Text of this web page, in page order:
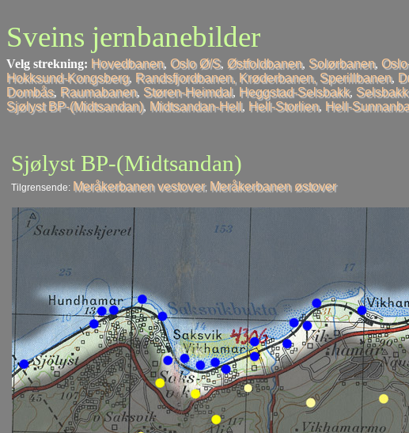
Sveins jernbanebilder
Velg strekning: Hovedbanen, Oslo Ø/S, Østfoldbanen, Solørbanen,
Hokksund-Kongsberg, Randsfjordbanen, Krøderbanen, Sperillbanen,
Dombås, Raumabanen, Støren-Heimdal, Heggstad-Selsbakk,
Sjølyst BP-(Midtsandan), Midtsandan-Hell, Hell-Storlien, Hell-
Sjølyst BP-(Midtsandan)
Tilgrensende: Meråkerbanen vestover, Meråkerbanen østover